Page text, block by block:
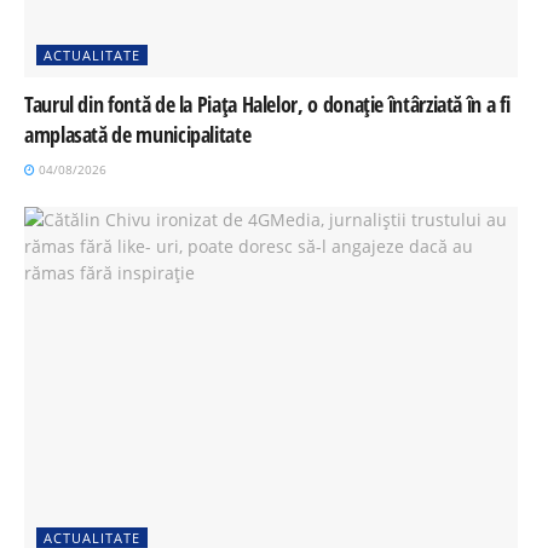
ACTUALITATE
Taurul din fontă de la Piața Halelor, o donație întârziată în a fi
amplasată de municipalitate
04/08/2026
ACTUALITATE